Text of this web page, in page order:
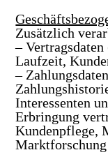
Zusätzlich
–
Laufzeit,
–
Interessenten
Erbringung
Kundenpflege,
Marktforschung